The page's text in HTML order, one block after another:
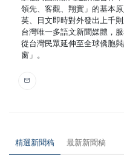
領先、客觀、翔實」的基本
英、日文即時對外發出上千
台灣唯一多語文新聞媒體，
從台灣民眾延伸至全球僑胞
窗」。
精選新聞稿 最新新聞稿